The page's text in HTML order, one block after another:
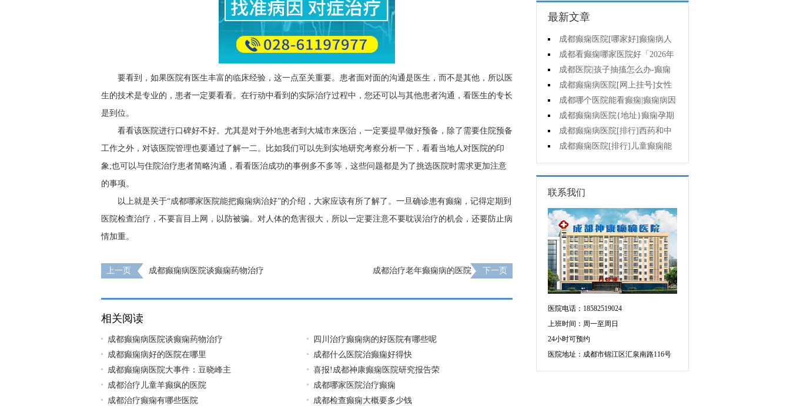
要看到，如果医院有医生丰富的临床经验，这一点至关重要。患者面对面的沟通是医生，而不是其他，所以医
生的技术是专业的，患者一定要看看。在行动中看到的实际治疗过程中，您还可以与其他患者沟通，看医生的专长
是到位。
看看该医院进行口碑好不好。尤其是对于外地患者到大城市来医治，一定要提早做好预备，除了需要住院预备
工作之外，对该医院管理也要通过了解一二。比如我们可以先到实地研究考察分析一下，看看当地人对医院的印
象;也可以与住院治疗患者简略沟通，看看医治成功的事例多不多等，这些问题都是为了挑选医院时需求更加注意
的事项。
以上就是关于“成都哪家医院能把癫痫病治好”的介绍，大家应该有所了解了。一旦确诊患有癫痫，记得定期到
医院检查治疗，不要盲目上网，以防被骗。对人体的危害很大，所以一定要注意不要耽误治疗的机会，还要防止病
情加重。
上一页 成都癫痫病医院谈癫痫药物治疗 成都治疗老年癫痫病的医院 下一页
相关阅读
成都癫痫病医院谈癫痫药物治疗
四川治疗癫痫病的好医院有哪些呢
成都癫痫病好的医院在哪里
成都什么医院治癫痫好得快
成都癫痫病医院大事件：豆晓峰主
喜报!成都神康癫痫医院研究报告荣
成都治疗儿童羊癫疯的医院
成都哪家医院治疗癫痫
成都治疗癫痫有哪些医院
成都检查癫痫大概要多少钱
最新文章
成都癫痫医院[哪家好]癫痫病人
一定要注意哪些护理问题?
成都看癫痫哪家医院好「2026年
度公布」这些常见的食物能帮助癫
痫治疗!
成都医院|孩子抽搐怎么办-癫痫
性精神障碍的护理措施有哪些?
成都癫痫病医院[网上挂号]女性
癫痫治疗方法有哪些?
成都哪个医院能看癫痫|癫痫病因
治疗?成都癫痫病医院{地址}癫痫孕期
要留意什么?
成都癫痫病医院[排行]西药和中
药治羊癫疯哪个好?
成都癫痫医院[排行]儿童癫痫能
治疗好吗?
联系我们
医院电话：18582519024
上班时间：周一至周日
24小时可预约
医院地址：成都市锦江区汇泉南路116号